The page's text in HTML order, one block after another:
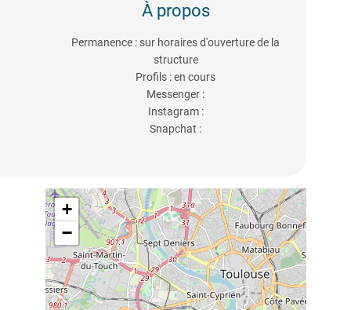
À propos
Permanence : sur horaires d'ouverture de la
structure
Profils : en cours
Messenger :
Instagram :
Snapchat :
+
−